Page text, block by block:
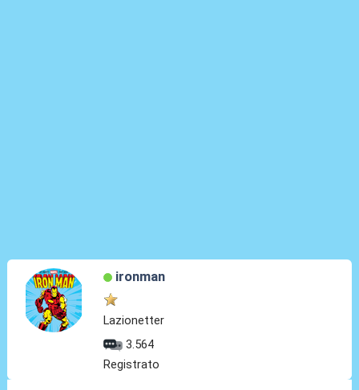
ironman
Lazionetter
3.564
Registrato